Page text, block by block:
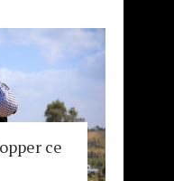
ce